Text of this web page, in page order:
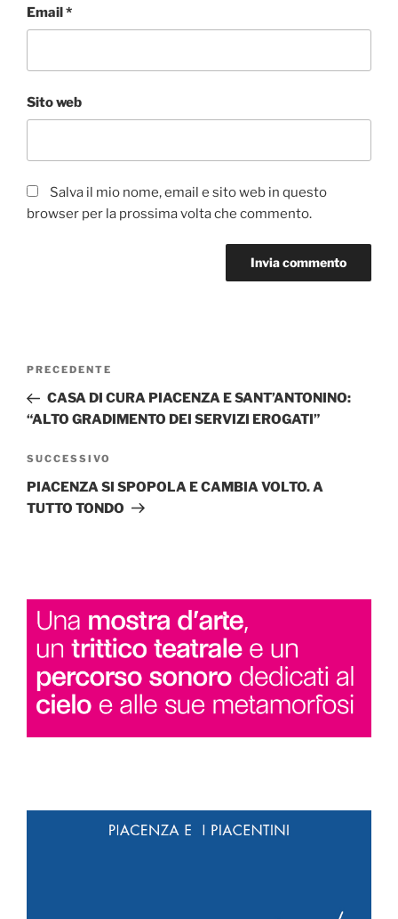
Email*
Sito web
Salva il mio nome, email e sito web in questo
browser per la prossima volta che commento.
Navigazione
Articolo
precedente:
PRECEDENTE
CASA DI CURA PIACENZA E SANT’ANTONINO:
“ALTO GRADIMENTO DEI SERVIZI EROGATI”
Articolo
successivo
SUCCESSIVO
PIACENZA SI SPOPOLA E CAMBIA VOLTO. A
TUTTO TONDO